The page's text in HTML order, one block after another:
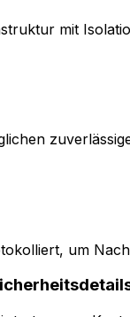
mit
um